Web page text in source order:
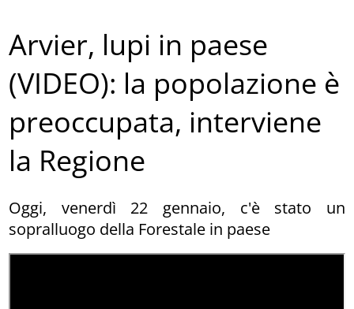
Arvier, lupi in paese
(VIDEO): la popolazione è
preoccupata, interviene
la Regione
Oggi, venerdì 22 gennaio, c'è stato un
sopralluogo della Forestale in paese